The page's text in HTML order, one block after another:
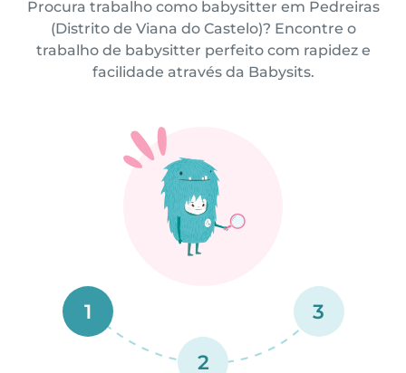
Procura trabalho como babysitter em Pedreiras
(Distrito de Viana do Castelo)? Encontre o
trabalho de babysitter perfeito com rapidez e
facilidade através da Babysits.
1
2
3